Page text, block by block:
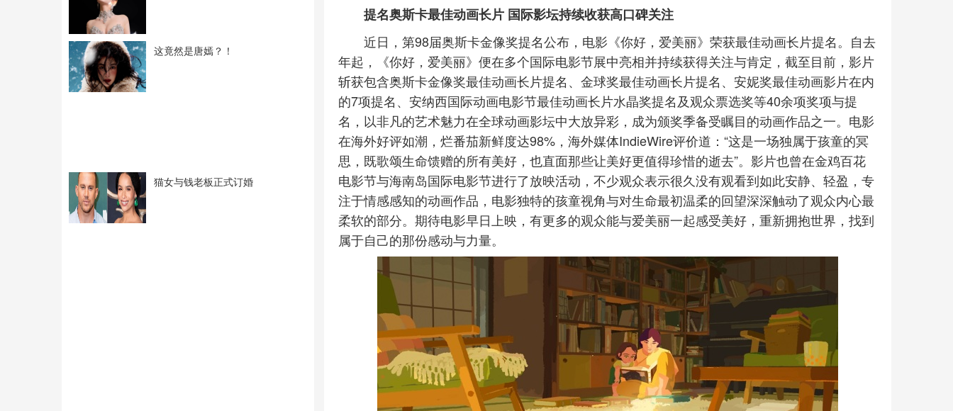
这竟然是唐嫣？！
猫女与钱老板正式订婚
提名奥斯卡最佳动画长片 国际影坛持续收获高口碑关注
近日，第98届奥斯卡金像奖提名公布，电影《你好，爱美丽》荣获最佳动画长片提名。自去
年起，《你好，爱美丽》便在多个国际电影节展中亮相并持续获得关注与肯定，截至目前，影片
斩获包含奥斯卡金像奖最佳动画长片提名、金球奖最佳动画长片提名、安妮奖最佳动画影片在内
的7项提名、安纳西国际动画电影节最佳动画长片水晶奖提名及观众票选奖等40余项奖项与提
名，以非凡的艺术魅力在全球动画影坛中大放异彩，成为颁奖季备受瞩目的动画作品之一。电影
在海外好评如潮，烂番茄新鲜度达98%，海外媒体IndieWire评价道：“这是一场独属于孩童的冥
思，既歌颂生命馈赠的所有美好，也直面那些让美好更值得珍惜的逝去”。影片也曾在金鸡百花
电影节与海南岛国际电影节进行了放映活动，不少观众表示很久没有观看到如此安静、轻盈，专
注于情感感知的动画作品，电影独特的孩童视角与对生命最初温柔的回望深深触动了观众内心最
柔软的部分。期待电影早日上映，有更多的观众能与爱美丽一起感受美好，重新拥抱世界，找到
属于自己的那份感动与力量。